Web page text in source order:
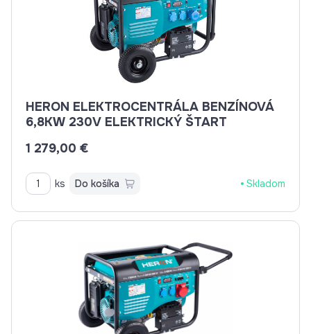
HERON ELEKTROCENTRÁLA BENZÍNOVÁ
6,8KW 230V ELEKTRICKÝ ŠTART
1 279,00 €
ks Do košíka Skladom